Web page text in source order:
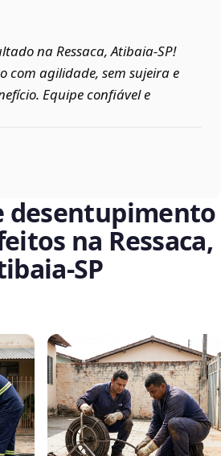
na Ressaca, Atibaia‑SP!
com agilidade, sem sujeira e
Equipe confiável e
desentupimento
na Ressaca,